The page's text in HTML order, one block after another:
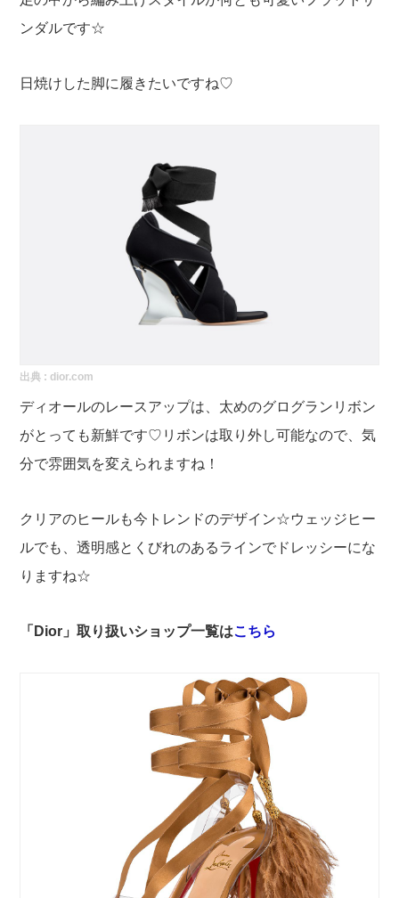
ンダルです☆
日焼けした脚に履きたいですね♡
出典 :dior.com
ディオールのレースアップは、太めのグログランリボン
がとっても新鮮です♡リボンは取り外し可能なので、気
分で雰囲気を変えられますね！
クリアのヒールも今トレンドのデザイン☆ウェッジヒー
ルでも、透明感とくびれのあるラインでドレッシーにな
りますね☆
「Dior 」取り扱いショップ一覧はこちら